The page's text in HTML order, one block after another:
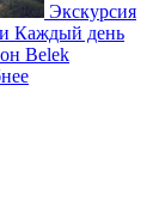
Экскурсия
Каждый день
Belek